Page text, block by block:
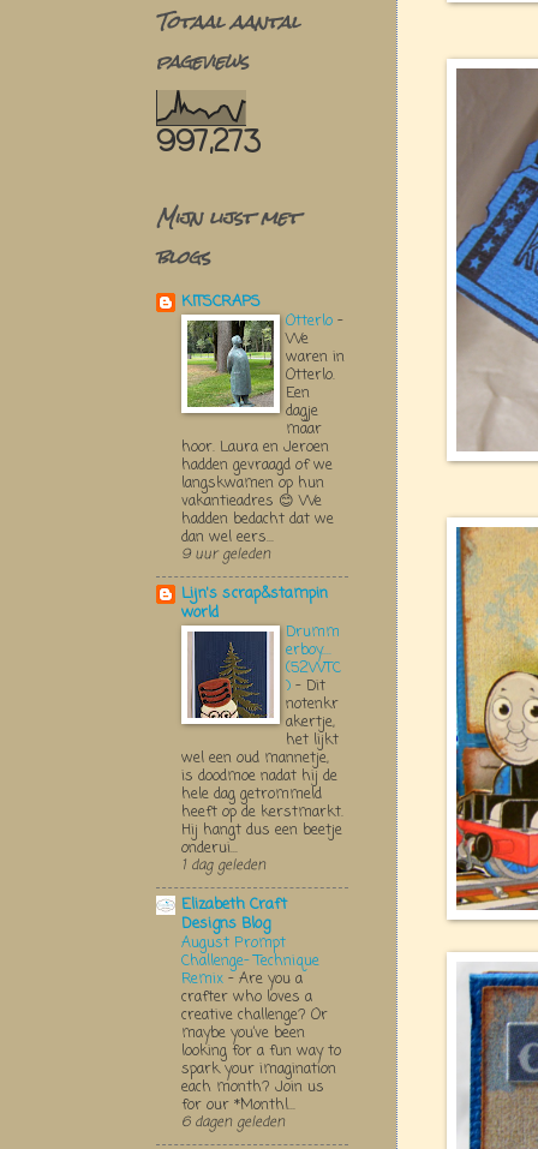
Totaal aantal
pageviews
997,273
Mijn lijst met
blogs
KITSCRAPS
Otterlo -
We
waren in
Otterlo.
Een
dagje
maar
hoor. Laura en Jeroen
hadden gevraagd of we
langskwamen op hun
vakantieadres 😊 We
hadden bedacht dat we
dan wel eers...
9 uur geleden
Lijn's scrap&stampin
world
Drumm
erboy....
(52WTC
) - Dit
notenkr
akertje,
het lijkt
wel een oud mannetje,
is doodmoe nadat hij de
hele dag getrommeld
heeft op de kerstmarkt.
Hij hangt dus een beetje
onderui...
1 dag geleden
Elizabeth Craft
Designs Blog
August Prompt
Challenge- Technique
Remix - Are you a
crafter who loves a
creative challenge? Or
maybe you’ve been
looking for a fun way to
spark your imagination
each month? Join us
for our *Monthl...
6 dagen geleden